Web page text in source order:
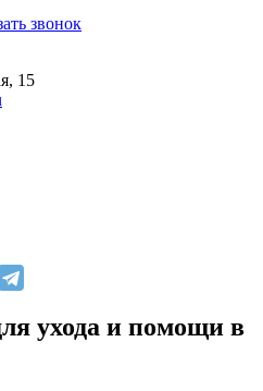
звонок
15
ухода и помощи в